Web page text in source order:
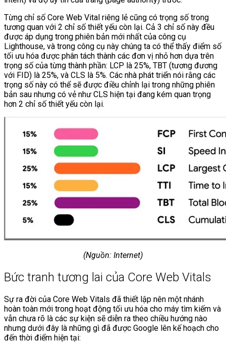
Từng chỉ số Core Web Vital riêng lẻ cũng có trọng số trong
tương quan với 2 chỉ số thiết yếu còn lại. Cả 3 chỉ số này đều
được áp dụng trong phiên bản mới nhất của công cụ
Lighthouse, và trong công cụ này chúng ta có thể thấy điểm số
tối ưu hóa được phân tách thành các đơn vị nhỏ hơn dựa trên
trọng số của từng thành phần: LCP là 25%, TBT (tương đương
với FID) là 25%, và CLS là 5%. Các nhà phát triển nói rằng các
trọng số này có thể sẽ được điều chỉnh lại trong những phiên
bản sau nhưng có vẻ như CLS hiện tại đang kém quan trọng
hơn 2 chỉ số thiết yếu còn lại.
(Nguồn: Internet)
Bức tranh tương lai của Core Web Vitals
Sự ra đời của Core Web Vitals đã thiết lập nên một nhánh
hoàn toàn mới trong hoạt động tối ưu hóa cho máy tìm kiếm và
vẫn chưa rõ là các sự kiện sẽ diễn ra theo chiều hướng nào
nhưng dưới đây là những gì đã được Google lên kế hoạch cho
đến thời điểm hiện tại: